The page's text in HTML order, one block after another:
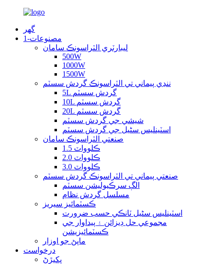
گهر
مصنوعات-1
ليبارٽري الٽراسونڪ سامان
500W
1000W
1500W
ننڍي پيماني تي الٽراسونڪ گردش سسٽم
5L گردش سسٽم
10L گردش سسٽم
20L گردش سسٽم
شيشي جي گردش سسٽم
اسٽينلیس سٹیل جي گردش سسٽم
صنعتي الٽراسونڪ سامان
1.5 ڪلوواٽ
2.0 ڪلوواٽ
3.0 ڪلوواٽ
صنعتي پيماني تي الٽراسونڪ گردش سسٽم
الڳ سرڪيوليشن سسٽم
مسلسل گردش نظام
ڪسٽمائيز سيريز
اسٽينلیس سٹیل ٽانڪي حسب ضرورت
مجموعي حل ڊيزائن ۽ پيداوار جي
ڪسٽمائيزيشن
ماپڻ جو اوزار
درخواست
پکيڙڻ